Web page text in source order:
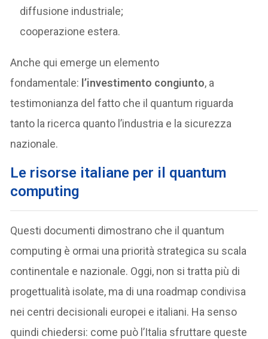
diffusione industriale;
cooperazione estera.
Anche qui emerge un elemento
fondamentale: l’investimento congiunto, a
testimonianza del fatto che il quantum riguarda
tanto la ricerca quanto l’industria e la sicurezza
nazionale.
Le risorse italiane per il quantum
computing
Questi documenti dimostrano che il quantum
computing è ormai una priorità strategica su scala
continentale e nazionale. Oggi, non si tratta più di
progettualità isolate, ma di una roadmap condivisa
nei centri decisionali europei e italiani. Ha senso
quindi chiedersi: come può l’Italia sfruttare queste